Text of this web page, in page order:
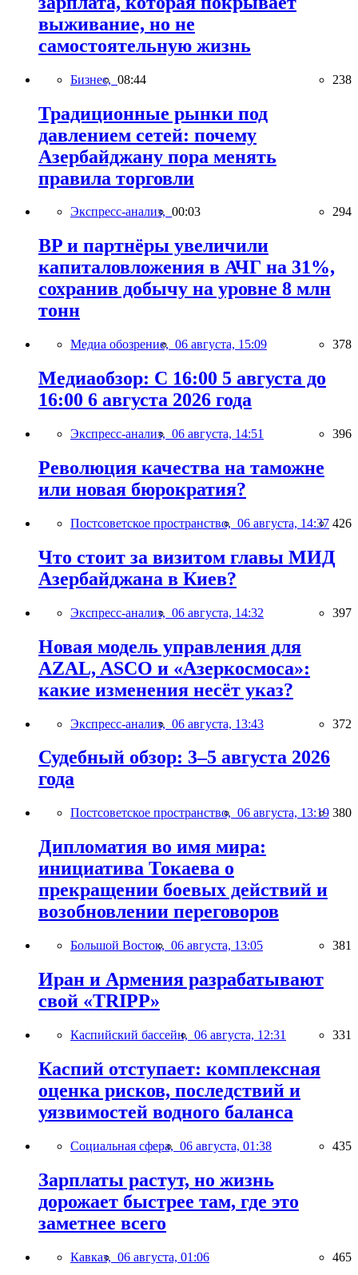
выживание, но не
самостоятельную жизнь
Бизнес, 08:44 238
Традиционные рынки под
давлением сетей: почему
Азербайджану пора менять
правила торговли
Экспресс-анализ, 00:03 294
BP и партнёры увеличили
капиталовложения в АЧГ на 31%,
сохранив добычу на уровне 8 млн
тонн
Медиа обозрение, 06 августа, 15:09 378
Медиаобзор: С 16:00 5 августа до
16:00 6 августа 2026 года
Экспресс-анализ, 06 августа, 14:51 396
Революция качества на таможне
или новая бюрократия?
Постсоветское пространство, 06 августа, 14:37 426
Что стоит за визитом главы МИД
Азербайджана в Киев?
Экспресс-анализ, 06 августа, 14:32 397
Новая модель управления для
AZAL, ASCO и «Азеркосмоса»:
какие изменения несёт указ?
Экспресс-анализ, 06 августа, 13:43 372
Судебный обзор: 3–5 августа 2026
года
Постсоветское пространство, 06 августа, 13:19 380
Дипломатия во имя мира:
инициатива Токаева о
прекращении боевых действий и
возобновлении переговоров
Большой Восток, 06 августа, 13:05 381
Иран и Армения разрабатывают
свой «TRIPP»
Каспийский бассейн, 06 августа, 12:31 331
Каспий отступает: комплексная
оценка рисков, последствий и
уязвимостей водного баланса
Социальная сфера, 06 августа, 01:38 435
Зарплаты растут, но жизнь
дорожает быстрее там, где это
заметнее всего
Кавказ, 06 августа, 01:06 465